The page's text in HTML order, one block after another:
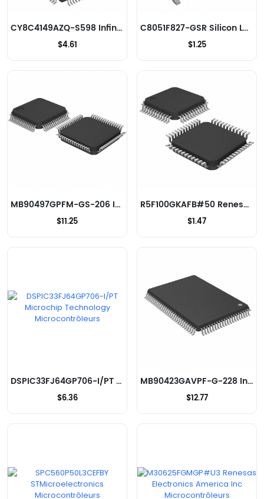
CY8C4149AZQ-S598 Infineon Technologies Microcontrôleurs
$4.61
C8051F827-GSR Silicon Labs Microcontrôleurs
$1.25
MB90497GPFM-GS-206 Infineon Technologies Microcontrôleurs
$11.25
R5F100GKAFB#50 Renesas Electronics Corporation Microcontrôleurs
$1.47
DSPIC33FJ64GP706-I/PT Microchip Technology Microcontrôleurs
$6.36
MB90423GAVPF-G-228 Infineon Technologies Microcontrôleurs
$12.77